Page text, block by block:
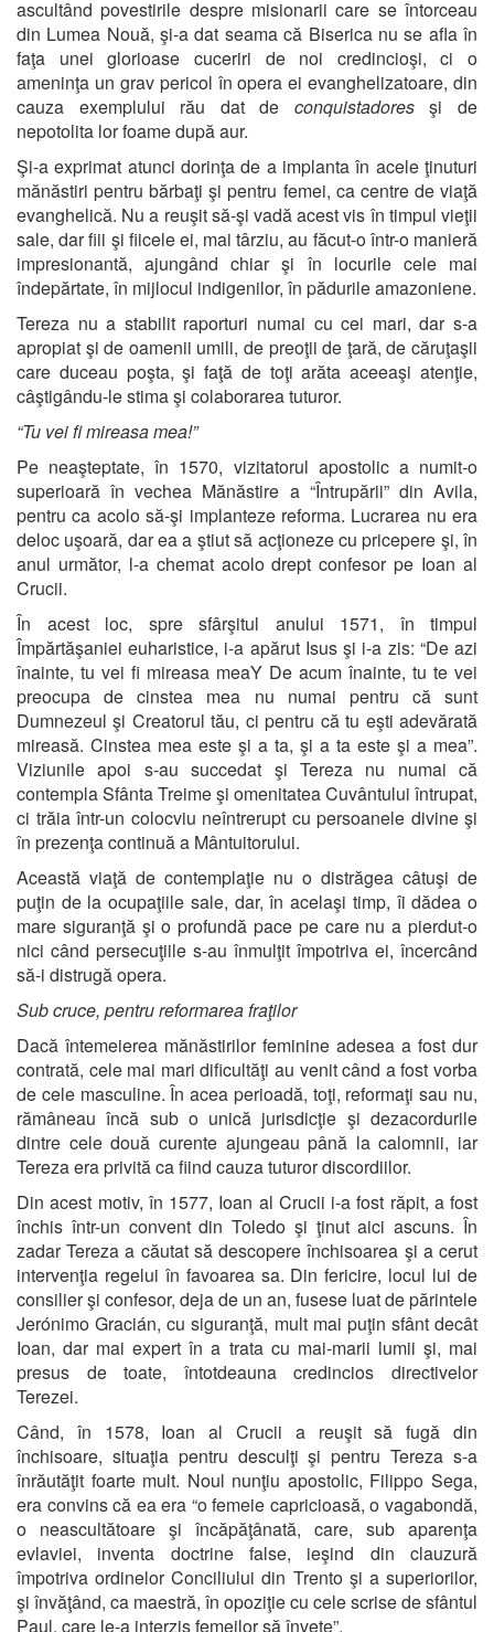
ascultând povestirile despre misionarii care se întorceau
din Lumea Nouă, şi-a dat seama că Biserica nu se afla în
faţa unei glorioase cuceriri de noi credincioşi, ci o
ameninţa un grav pericol în opera ei evanghelizatoare, din
cauza exemplului rău dat de conquistadoresşi de
nepotolita lor foame după aur.
Şi-a exprimat atunci dorinţa de a implanta în acele ţinuturi
mănăstiri pentru bărbaţi şi pentru femei, ca centre de viaţă
evanghelică. Nu a reuşit să-şi vadă acest vis în timpul vieţii
sale, dar fiii şi fiicele ei, mai târziu, au făcut-o într-o manieră
impresionantă, ajungând chiar şi în locurile cele mai
îndepărtate, în mijlocul indigenilor, în pădurile amazoniene.
Tereza nu a stabilit raporturi numai cu cei mari, dar s-a
apropiat şi de oamenii umili, de preoţii de ţară, de căruţaşii
care duceau poşta, şi faţă de toţi arăta aceeaşi atenţie,
câştigându-le stima şi colaborarea tuturor.
“Tu vei fi mireasa mea!”
Pe neaşteptate, în 1570, vizitatorul apostolic a numit-o
superioară în vechea Mănăstire a “Întrupării” din Avila,
pentru ca acolo să-şi implanteze reforma. Lucrarea nu era
deloc uşoară, dar ea a ştiut să acţioneze cu pricepere şi, în
anul următor, l-a chemat acolo drept confesor pe Ioan al
Crucii.
În acest loc, spre sfârşitul anului 1571, în timpul
Împărtăşaniei euharistice, i-a apărut Isus şi i-a zis: “De azi
înainte, tu vei fi mireasa meaY De acum înainte, tu te vei
preocupa de cinstea mea nu numai pentru că sunt
Dumnezeul şi Creatorul tău, ci pentru că tu eşti adevărată
mireasă. Cinstea mea este şi a ta, şi a ta este şi a mea”.
Viziunile apoi s-au succedat şi Tereza nu numai că
contempla Sfânta Treime şi omenitatea Cuvântului întrupat,
ci trăia într-un colocviu neîntrerupt cu persoanele divine şi
în prezenţa continuă a Mântuitorului.
Această viaţă de contemplaţie nu o distrăgea câtuşi de
puţin de la ocupaţiile sale, dar, în acelaşi timp, îi dădea o
mare siguranţă şi o profundă pace pe care nu a pierdut-o
nici când persecuţiile s-au înmulţit împotriva ei, încercând
să-i distrugă opera.
Sub cruce, pentru reformarea fraţilor
Dacă întemeierea mănăstirilor feminine adesea a fost dur
contrată, cele mai mari dificultăţi au venit când a fost vorba
de cele masculine. În acea perioadă, toţi, reformaţi sau nu,
rămâneau încă sub o unică jurisdicţie şi dezacordurile
dintre cele două curente ajungeau până la calomnii, iar
Tereza era privită ca fiind cauza tuturor discordiilor.
Din acest motiv, în 1577, Ioan al Crucii i-a fost răpit, a fost
închis într-un convent din Toledo şi ţinut aici ascuns. În
zadar Tereza a căutat să descopere închisoarea şi a cerut
intervenţia regelui în favoarea sa. Din fericire, locul lui de
consilier şi confesor, deja de un an, fusese luat de părintele
Jerónimo Gracián, cu siguranţă, mult mai puţin sfânt decât
Ioan, dar mai expert în a trata cu mai-marii lumii şi, mai
presus de toate, întotdeauna credincios directivelor
Terezei.
Când, în 1578, Ioan al Crucii a reuşit să fugă din
închisoare, situaţia pentru desculţi şi pentru Tereza s-a
înrăutăţit foarte mult. Noul nunţiu apostolic, Filippo Sega,
era convins că ea era “o femeie capricioasă, o vagabondă,
o neascultătoare şi încăpăţânată, care, sub aparenţa
evlaviei, inventa doctrine false, ieşind din clauzură
împotriva ordinelor Conciliului din Trento şi a superiorilor,
şi învăţând, ca maestră, în opoziţie cu cele scrise de sfântul
Paul, care le-a interzis femeilor să înveţe”.